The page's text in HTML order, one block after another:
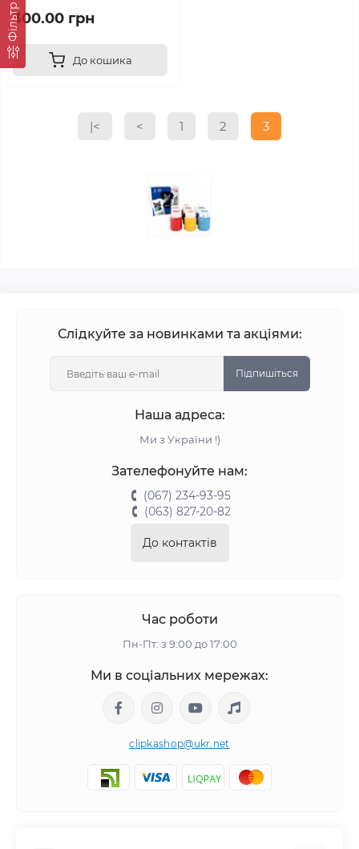
Фільтр300.00 грн
До кошика
|< < 1 2 3
Слідкуйте за новинками та акціями:
Підпишіться
Наша адреса:
Ми з України !)
Зателефонуйте нам:
(067) 234-93-95
(063) 827-20-82
До контактів
Час роботи
Пн-Пт: з 9:00 до 17:00
Ми в соціальних мережах:
clipkashop@ukr.net